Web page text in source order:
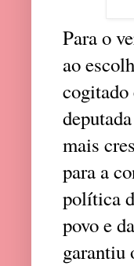
Para o
ao
cogitado
mais
para a
política
povo e
garantiu